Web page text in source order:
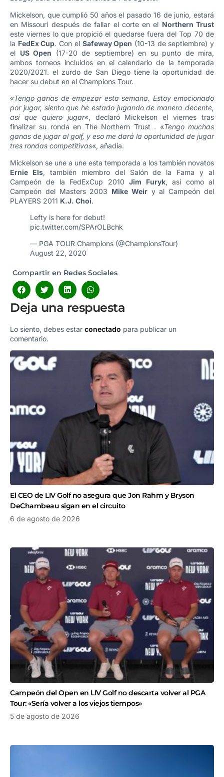
Mickelson, que cumplió 50 años el pasado 16 de junio, estará
en Missouri después de fallar el corte en el Northern Trust
este viernes lo que propició el quedarse fuera del Top 70 de
la FedEx Cup. Con el Safeway Open (10-13 de septiembre) y
el US Open (17-20 de septiembre) en su punto de mira,
ambos torneos incluidos en el calendario de la temporada
2020/2021. el zurdo de San Diego tiene la oportunidad de
hacer su debut en el Champions Tour.
«Tengo ganas de empezar esta semana. Estoy emocionado
por jugar, siento que he estado jugando de manera decente,
así que quiero jugar«, declaró Mickelson el viernes tras
finalizar su ronda en The Northern Trust . «Tengo muchas
ganas de jugar al golf, y eso me dará la oportunidad de jugar
tres rondas competitivas«, añadía.
Mickelson se une a une esta temporada a los también novatos
Ernie Els, también miembro del Salón de la Fama y al
Campeón de la FedExCup 2010Jim Furyk, así como al
Campeón del Masters 2003 Mike Weiry al Campeón del
PLAYERS 2011 K.J. Choi.
Lefty is here for debut!
pic.twitter.com/SPArOLBchk
— PGA TOUR Champions (@ChampionsTour)
August 22, 2020
Compartir en Redes Sociales
Deja una respuesta
Lo siento, debes estar conectado para publicar un
comentario.
El CEO de LIV Golf no asegura que Jon Rahm y Bryson
DeChambeau sigan en el circuito
6 de agosto de 2026
Campeón del Open en LIV Golf no descarta volver al PGA
Tour: «Sería volver a los viejos tiempos»
5 de agosto de 2026